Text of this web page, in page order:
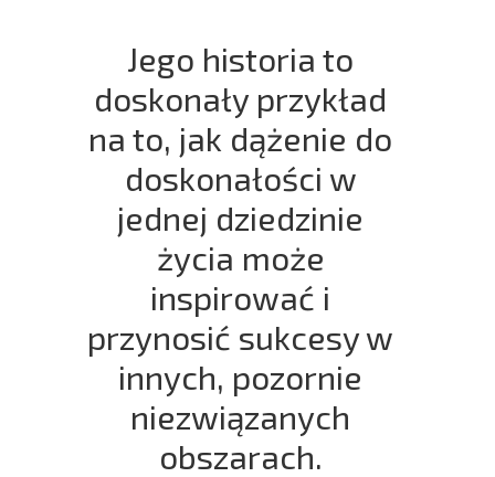
Jego historia to
doskonały przykład
na to, jak dążenie do
doskonałości w
jednej dziedzinie
życia może
inspirować i
przynosić sukcesy w
innych, pozornie
niezwiązanych
obszarach.